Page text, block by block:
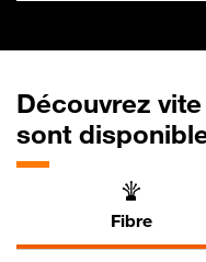
Découvrez
sont
Fibre